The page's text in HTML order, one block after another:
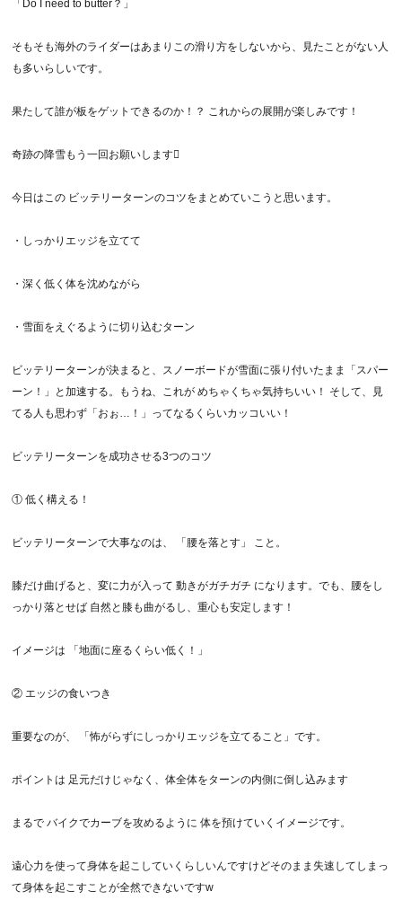
「Do I need to butter？」
そもそも海外のライダーはあまりこの滑り方をしないから、見たことがない人
も多いらしいです。
果たして誰が板をゲットできるのか！？ これからの展開が楽しみです！
奇跡の降雪もう一回お願いします
今日はこの ビッテリーターンのコツをまとめていこうと思います。
・しっかりエッジを立てて
・深く低く体を沈めながら
・雪面をえぐるように切り込むターン
ビッテリーターンが決まると、スノーボードが雪面に張り付いたまま「スパー
ーン！」と加速する。もうね、これが めちゃくちゃ気持ちいい！ そして、見
てる人も思わず「おぉ…！」ってなるくらいカッコいい！
ビッテリーターンを成功させる3つのコツ
① 低く構える！
ビッテリーターンで大事なのは、 「腰を落とす」 こと。
膝だけ曲げると、変に力が入って 動きがガチガチ になります。でも、腰をし
っかり落とせば 自然と膝も曲がるし、重心も安定します！
イメージは 「地面に座るくらい低く！」
② エッジの食いつき
重要なのが、 「怖がらずにしっかりエッジを立てること」です。
ポイントは 足元だけじゃなく、体全体をターンの内側に倒し込みます
まるで バイクでカーブを攻めるように 体を預けていくイメージです。
遠心力を使って身体を起こしていくらしいんですけどそのまま失速してしまっ
て身体を起こすことが全然できないですw